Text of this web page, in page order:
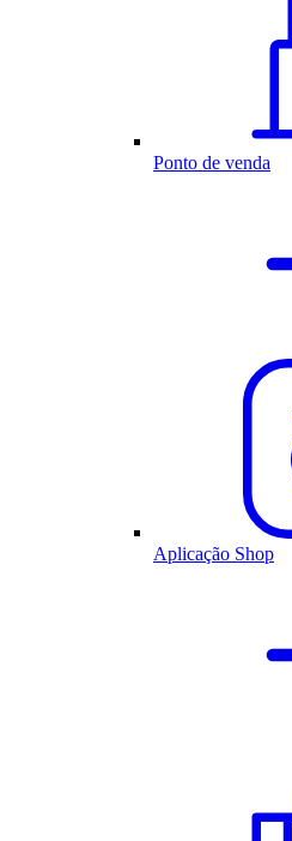
Ponto de venda
Aplicação Shop